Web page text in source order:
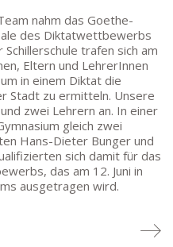
nahm das Goethe-
des Diktatwettbewerbs
trafen sich am
Eltern und LehrerInnen
in einem Diktat die
Stadt zu ermitteln. Unsere
zwei Lehrern an. In einer
gleich zwei
Hans-Dieter Bunger und
sich damit für das
das am 12. Juni in
ausgetragen wird.
nn
Penirschke (StD)
Dieter Bunger (StD),
Elke Heidl-Charmillon